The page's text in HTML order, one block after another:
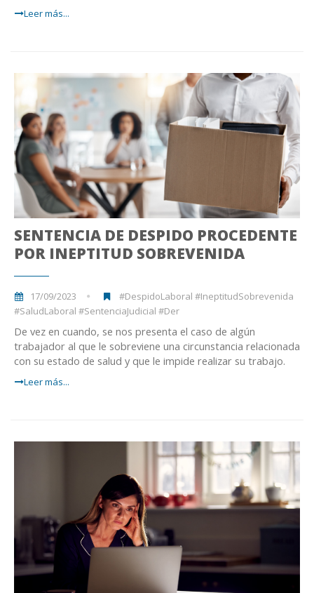
Leer más...
SENTENCIA DE DESPIDO PROCEDENTE
POR INEPTITUD SOBREVENIDA
17/09/2023
#DespidoLaboral #IneptitudSobrevenida
#SaludLaboral #SentenciaJudicial #Der
De vez en cuando, se nos presenta el caso de algún
trabajador al que le sobreviene una circunstancia relacionada
con su estado de salud y que le impide realizar su trabajo.
Leer más...